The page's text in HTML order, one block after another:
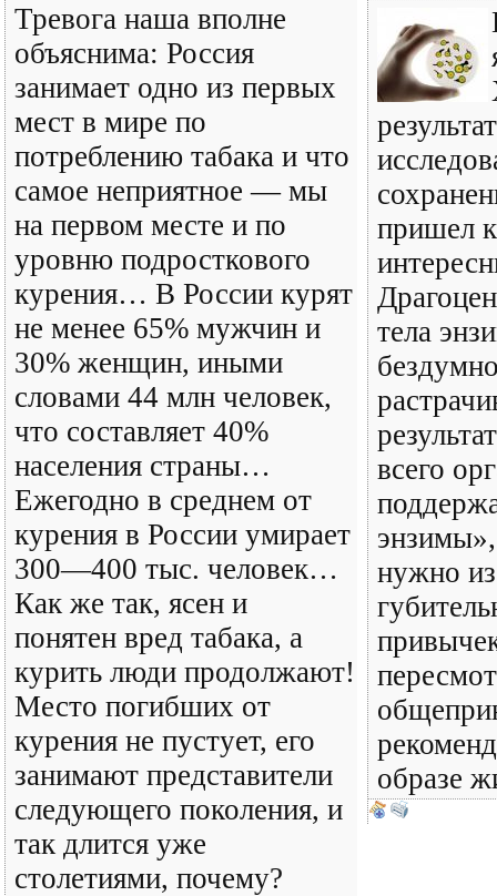
Тревога наша вполне
объяснима: Россия
занимает одно из первых
мест в мире по
потреблению табака и что
самое неприятное — мы
на первом месте и по
уровню подросткового
курения… В России курят
не менее 65% мужчин и
30% женщин, иными
словами 44 млн человек,
что составляет 40%
населения страны…
Ежегодно в среднем от
курения в России умирает
300—400 тыс. человек…
Как же так, ясен и
понятен вред табака, а
курить люди продолжают!
Место погибших от
курения не пустует, его
занимают представители
следующего поколения, и
так длится уже
столетиями, почему?
пришел
тела
всего
нужно
образе